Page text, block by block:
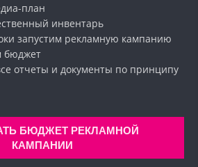
план
инвентарь
запустим рекламную кампанию
бюджет
отчеты и документы по принципу
окна
БЮДЖЕТ РЕКЛАМНОЙ
КАМПАНИИ